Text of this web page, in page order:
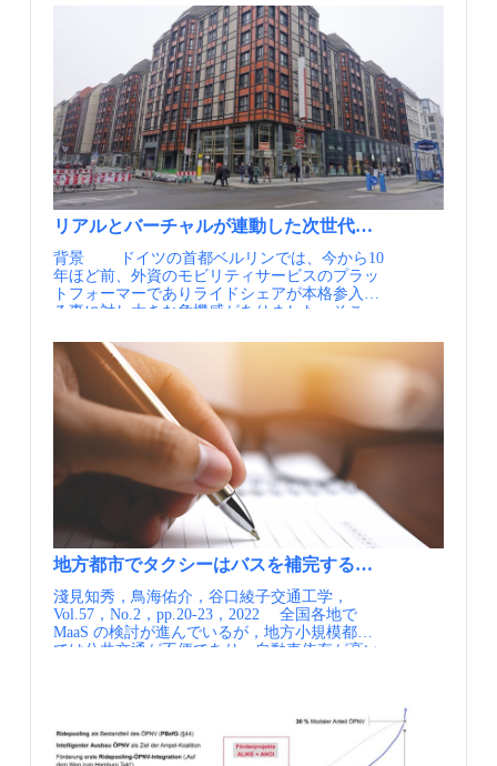
活用のユースケースの創出（実証実験はe-
Paletteの代替車両で実施） ウォーカブルな街づ
くりを目指す富山駅周辺での賑わい創出・周遊
て、1台で複数の地域課題を解決するユースケ
ースを検討 「人を運ぶ」時間と「それ以外の用
途」時間を明確に分け、1日の中での最適な運
行スケジュールを検証することで、e-Palette導
入を仮定した際の車両運用効果を最大化し、事
業成立性を検証 三重県多気町・大台町・度会町
目指したい成果 複数年に渡り実証を行ってきた
中山間地域でのサービス提供モデルの最終とり
まとめ 小規模自治体の生活圏を繋ぐ移動サービ
活サービスへのアクセス向上 MSP構想を参考と
したデータ利活用の実証 実証内容 ①複数自治
体が連携したライドシェア、②自治体の公用車
と住民の利用を兼ねたカーシェアについて、そ
公益性を確認 コスト、収入、ドライバーの確保
等から、各事業の事業性を評価 島根県大田圏域
目指したい成果 複数医療施設との連携により、
地域で実装可能な医療MaaSモデルの育成 医療
MaaS（自動車関連事業者の新規事業）の有用性
の証明 医療MaaSを自動運転化していく際の課
共同利用することによる医療MaaSの持続可能性
向上の検証 地域事業者（医療機関以外）が運
営・配車等を行うモデルや、車両タイプ別の運
行範囲や収支構造の検証 各地域で得られた知見
については、コチラをご覧ください。 7年間の
取り組みを通じた整理について スマートモビ
リティチャレンジ7年の活動の成果として、73
地域で行われた事業を横断的に分析した総括資
料が公開されています。この資料では、各地域
の個別事例の紹介にとどまらず、取り組みの進
め方や検討の流れ、実証から実装に至るプロセ
点などについても触れられており、事例を横断
した形で全体像を捉えることができる内容とな
っています。 事務局分析の成果（参考資料）
で更新されるアプリ（出展②） ポイント MOIA
が選ばれるポイントのひとつはその運賃設定に
あります。路線バスよりは高めながら、乗り合
いによってコストを抑えることで、タクシーよ
りはずっと手頃な、「いいとこ取り」のサービ
ス設計になっており、既存のバスやタクシーと
棲み分けを実現しています。 MOIAの魅力はそ
のデザインと乗り心地にもあります。遠目から
でも一目でわかる洗練された外観、車内は隣の
乗客と視線が合わないよう配慮されたシート配
置で、落ち着いた空間が広がっています。チャ
イルドシートも備えられ、家族連れへの配慮も
忘れていません。MOIAは単なる移動手段では
ているのです。 また、MOIAの成功を支えてい
るのは、サービス設計や技術によるものだけで
はありません。ハンブルク市と一体となった都
市戦略に基づき、バーチャルバス停を配置し、
内のアクセスの確保、公共交通・シェア自転
車・カーシェアといった都市のモビリティを横
断的にまとめる統合アプリの活用など、都市全
体の交通エコシステムの一部として組み込まれ
ていることが、大きな価値となっています。
【資料・参考情報】 ①AWHT - Auf dem Weg
zum Hamburg TaktBundesförderprogramm
unterstützt Modellprojekt zur Stärkung des ÖPNV in
Hamburg（Hunburg Hochbahn） ②MOIAホーム
ページ https://www.moia.io/en ③牧村和彦：フ
ォルクスワーゲンが狙う「乗り合い交通」市
場 ドイツで急伸（日経クロストレンド） ④
牧村和彦：ドイツの「MaaS先進都市」最新現地
リポート 日本と何が違うのか（日経クロスト
レンド） ⑤牧村和彦：独ハンブルク市、「1万
台の自動運転バス」計画の衝撃（日経新聞電子
版）
とした次世代のサービスを提供しています。人
口約190万人のハンブルク市において、2023年
10月時点で累計110万ダウンロードを記録して
おり、2020年の本格運用からわずか数年で、市
民の日常の足を支えるサービスへと成長してい
ます。 2023年8月からはさらに、利用者の一
日の全行程をビーコン技術等により自動的に記
録し、移動履歴から地域の最も安価な運賃で自
動精算される、 「Be in, Be out」型の新しい運
賃決済システム、HVV Anyも導入されました。
これにより、従来の様に利用ごとにタップ、ゾ
ーンを選ぶ、決済するといった手間がなくな
り、移動のペインポイントを解消した、手ぶら
になる、市民と共に育つモビリティ・サービス
として、ハンブルグは挑戦を続けています。 公
共交通、シェアリング、電動キックボード等を
ワンストップで利用できるご当地MaaSが人気
極のMaaSも社会実装（出典①） ポイント HVV
Switchのポイントは、アプリ開発ではなく、都
市の移動を公的主体が主導しつつ、民間モビリ
ティ事業者とのオープンな連携を通じて、機能
と利便性を絶えずアップデート可能な制度設計
を実現した点にあります。 HVV Switchは導入
以降、民間事業者とのパートナーを着実に増や
しながら、オープンMaaSの思想により、国との
連携も進めながら、アジャイルにサービスを改
善し、日々成長、進化を続けています。 ドイツ
全土の月49ユーロで公共交通乗り放題（新幹線
除く）のドイツチケットは、ご当地MaaSのHVV
Switchからも購入可能で、開始前の50万DLから
開始後には、100万DLと倍増しています。 電子
チケットの仕様をドイツ全土で統一化し、現金
からデジタルに移行できた効果が現れた好事例
といえます。 HVV Anyのような「Be in, Be
out」型の自動記録によって、単なる乗車情報だ
特定せず、集約された形で分析され、モビリテ
ィ政策に還元されます。すなわち、 HVV
ガスの削減が大きな課題となっており、ただ便
利なだけではなく環境と共存する交通へのシフ
ト、すなわち都市交通のリ・デザインが進めら
れています。その一手段として、相乗りを公共
交通の一部として位置づける動きが広がってい
ます。 フランスのKaros Mobility社は、フラン
ス、ドイツ、デンマーク、スペイン、スイス、
イタリア、オランダの欧州7か国で相乗り事業
を展開する事業者です。「空席を新たな公共交
通手段に」を掲げ、都市の公共交通機関と統合
された相乗りネットワークを構築しています。
同社副社長のAnaïs Timon氏によると、パリ大都
市圏（イル・ド・フランス、パリ市を除く）で
は、大量輸送を担う公共交通の幹線がカバーで
きる住民は約36％にとどまります。これに相乗
りネットワークを重ね合わせることで、カバー
率は約96％まで高まるとされています。すなわ
ち、相乗りは公共交通と競合するものではな
る補完的な役割を担うという考え方です。 相乗
りによるビジネスモデル（出典①） パリ市にお
ける相乗りネットワーク（出典①） 実施内容
Karos Mobility社は、欧州の様々な都市で、公
共交通の定期券やサブスクリプションサービス
に相乗りを統合したサービスを展開していま
す。利用者にとっては、いつも使う交通系のア
プリや定期券の中に相乗りの選択肢が現れ、料
金やチケットも公共交通と一体的に扱われる点
が特徴です。 リヨン・メトロポールでは、
2023年3月より、交通事業者SYTRALのトランジ
ット・パス（TCL）保有者は無料、非保有者は
0.5ユーロで相乗りを利用できるサービスが始ま
りました。プロジェクト開始以降、約18.5万回
の相乗りが成立し、約2.6万人が利用、約500ト
ンのCO2削減につながっています。 ドイツの
ハンブルクでは、2024年2月より、HVV（ハン
ブルク交通連盟）の通勤定期券「ジョブチケッ
ハンブルグの相乗りネットワーク（出典①） ポ
イント この取り組みの最大の特徴は、民間の相
乗りサービス事業者と行政が一体となり、官民
リアルとバーチャルが連動した次世代の都市交通のリ
背景 ドイツの首都ベルリンでは、今から10
年ほど前、外資のモビリティサービスのプラッ
トフォーマーでありライドシェアが本格参入す
る事に対し大きな危機感がありました。そこ
ン交通公社）自らが、モビリティ・サービスの
プラットフォームになる意思決定をし、市内の
移動サービスをデジタルで統合するとともに、
グリーンな交通手段による移動機会を創出する
モビリティハブを合わせて展開する取り組みに
着手しました。 実施内容 交通事業者（行
政）がリトアニアの民間IT企業であるTrafi（ト
ラフィ）と連携し、ご当地MaaSアプリである、
Jelbi（イエルビ）を開発し、市内の郊外鉄道、
地下鉄、路線バス、タクシー、カーシェア、シ
ェアサイクル、モペット、電動キックボード、
デマンド交通、ライドシェアなどをワンチーム
として一つに統合しました。 行政は市内の
日々の交通状況を把握することができ、デジタ
ル時代のデータガバナンスの都市経営を推進す
るとともに、市民向けの新たな移動価値、マイ
カー以外の選択肢をひとつのサービスとして提
供しています。合わせて、市内200箇所以上に
されており、モビリティハブの移動サービスの
鍵がご当地MaaSアプリである点も特徴です。モ
ビリティハブは規模に応じて大規模なハブを
地方都市でタクシーはバスを補完することができるか
淺見知秀，鳥海佑介，谷口綾子交通工学，
Vol.57，No.2，pp.20-23，2022 全国各地で
MaaS の検討が進んでいるが，地方小規模都市
では公共交通が不便であり，自動車依存が高い
め，市内バス全線定期券保有者に対して，タク
シー初乗無料券を無制限で配布する社会実験を
48 日間行った。 結果，定期券保有者 304 人の